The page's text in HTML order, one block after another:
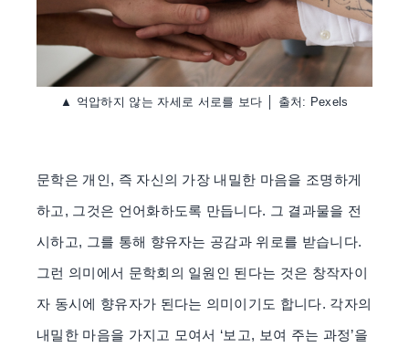
▲ 억압하지 않는 자세로 서로를 보다 │ 출처: Pexels
문학은 개인, 즉 자신의 가장 내밀한 마음을 조명하게
하고, 그것은 언어화하도록 만듭니다. 그 결과물을 전
시하고, 그를 통해 향유자는 공감과 위로를 받습니다.
그런 의미에서 문학회의 일원인 된다는 것은 창작자이
자 동시에 향유자가 된다는 의미이기도 합니다. 각자의
내밀한 마음을 가지고 모여서 ‘보고, 보여 주는 과정’을